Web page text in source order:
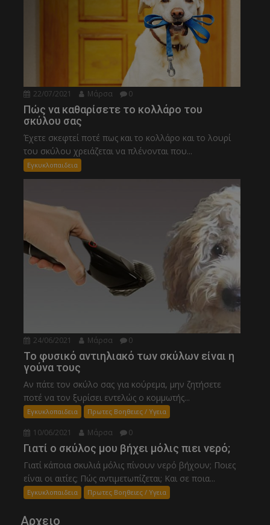
22/07/2021 Μάρσα 0
Πώς να καθαρίσετε το κολλάρο του
σκύλου σας
Έχετε σκεφτεί ποτέ πως και το κολλάρο και το λουρί
του σκύλου χρειάζεται να πλένονται που...
Εγκυκλοπαιδεια
24/06/2021 Μάρσα 0
Το φυσικό αντιηλιακό των σκύλων είναι η
γούνα τους
Αν πάτε τον σκύλο σας για κούρεμα, μην ζητήσετε
ποτέ να τον ξυρίσει εντελώς ο κομμωτής...
Εγκυκλοπαιδεια Πρωτες Βοηθειες / Υγεια
10/06/2021 Μάρσα 0
Γιατί ο σκύλος μου βήχει μόλις πιει νερό;
Γιατί κάποια σκυλιά μόλις πίνουν νερό βήχουν; Ποιες
είναι οι αιτίες; Πώς αντιμετωπίζεται; Και σε ποια...
Εγκυκλοπαιδεια Πρωτες Βοηθειες / Υγεια
Αρχειο